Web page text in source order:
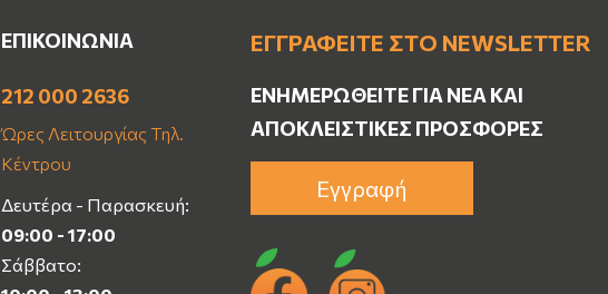
ΕΠΙΚΟΙΝΩΝΙΑ
212 000 2636
Ώρες Λειτουργίας Τηλ.
Κέντρου
Δευτέρα - Παρασκευή:
09:00 - 17:00
Σάββατο:
ΕΓΓΡΑΦΕΊΤΕ ΣΤΟ NEWSLETTER
ΕΝΗΜΕΡΩΘΕΊΤΕ ΓΙΑ ΝΈΑ ΚΑΙ
ΑΠΟΚΛΕΙΣΤΙΚΈΣ ΠΡΟΣΦΟΡΈΣ
Εγγραφή